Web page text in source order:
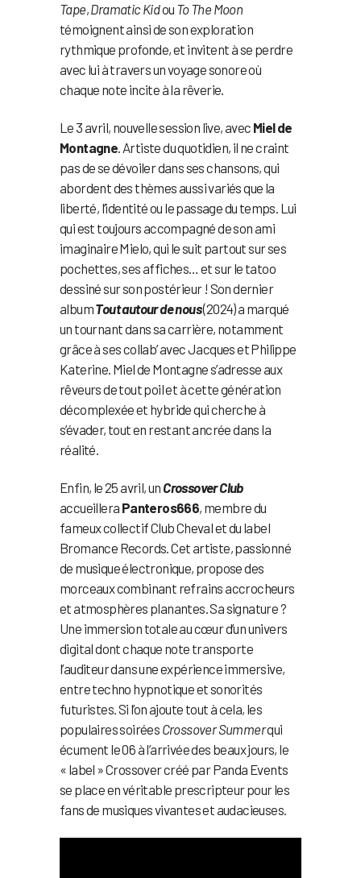
Tape,Dramatic Kidou To The Moon
témoignent ainsi de son exploration
rythmique profonde, et invitent à se perdre
avec lui à travers un voyage sonore où
chaque note incite à la rêverie.
Le 3 avril, nouvelle session live, avec Miel de
Montagne. Artiste du quotidien, il ne craint
pas de se dévoiler dans ses chansons, qui
abordent des thèmes aussi variés que la
liberté, l’identité ou le passage du temps. Lui
qui est toujours accompagné de son ami
imaginaire Mielo, qui le suit partout sur ses
pochettes, ses affiches… et sur le tatoo
dessiné sur son postérieur ! Son dernier
albumTout autour de nous(2024) a marqué
un tournant dans sa carrière, notamment
grâce à ses collab’ avec Jacques et Philippe
Katerine. Miel de Montagne s’adresse aux
rêveurs de tout poil et à cette génération
décomplexée et hybride qui cherche à
s’évader, tout en restant ancrée dans la
réalité.
Enfin, le 25 avril, un Crossover Club
accueillera Panteros666, membre du
fameux collectif Club Cheval et du label
Bromance Records. Cet artiste, passionné
de musique électronique, propose des
morceaux combinant refrains accrocheurs
et atmosphères planantes. Sa signature ?
Une immersion totale au cœur d’un univers
digital dont chaque note transporte
l’auditeur dans une expérience immersive,
entre techno hypnotique et sonorités
futuristes. Si l’on ajoute tout à cela, les
populaires soirées Crossover Summerqui
écument le 06 à l’arrivée des beaux jours, le
« label » Crossover créé par Panda Events
se place en véritable prescripteur pour les
fans de musiques vivantes et audacieuses.